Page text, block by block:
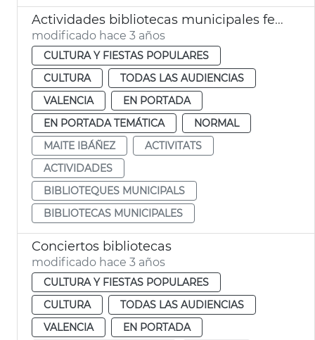
Actividades bibliotecas municipales febrero
modificado hace 3 años
CULTURA Y FIESTAS POPULARES
CULTURA
TODAS LAS AUDIENCIAS
VALENCIA
EN PORTADA
EN PORTADA TEMÁTICA
NORMAL
MAITE IBÁÑEZ
ACTIVITATS
ACTIVIDADES
BIBLIOTEQUES MUNICIPALS
BIBLIOTECAS MUNICIPALES
Conciertos bibliotecas
modificado hace 3 años
CULTURA Y FIESTAS POPULARES
CULTURA
TODAS LAS AUDIENCIAS
VALENCIA
EN PORTADA